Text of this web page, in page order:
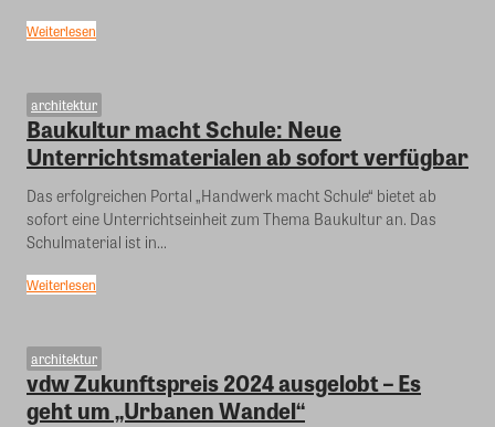
Weiterlesen
architektur
Baukultur macht Schule: Neue
Unterrichtsmaterialen ab sofort verfügbar
Das erfolgreichen Portal „Handwerk macht Schule“ bietet ab
sofort eine Unterrichtseinheit zum Thema Baukultur an. Das
Schulmaterial ist in...
Weiterlesen
architektur
vdw Zukunftspreis 2024 ausgelobt – Es
geht um „Urbanen Wandel“